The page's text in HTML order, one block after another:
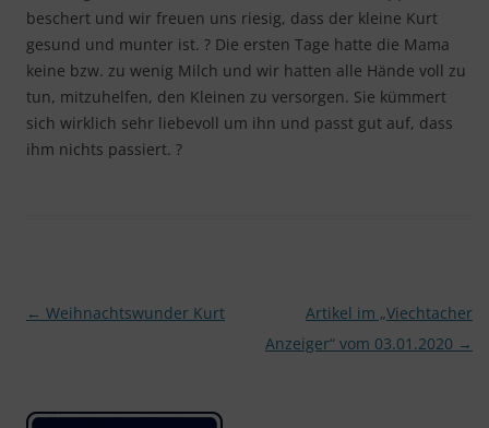
beschert und wir freuen uns riesig, dass der kleine Kurt
gesund und munter ist. ? Die ersten Tage hatte die Mama
keine bzw. zu wenig Milch und wir hatten alle Hände voll zu
tun, mitzuhelfen, den Kleinen zu versorgen. Sie kümmert
sich wirklich sehr liebevoll um ihn und passt gut auf, dass
ihm nichts passiert. ?
Beitragsnavigation
← Weihnachtswunder Kurt
Artikel im „Viechtacher
Anzeiger“ vom 03.01.2020 →